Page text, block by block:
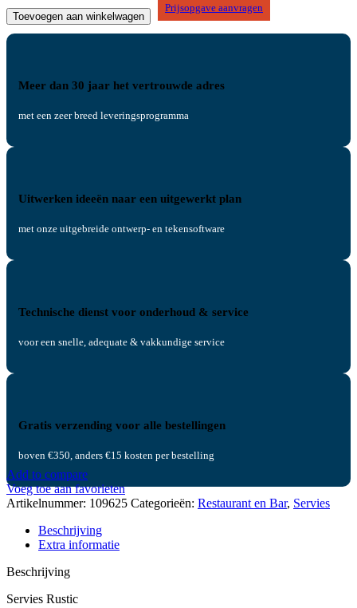
Toevoegen aan winkelwagen
Prijsopgave aanvragen
Meer dan 30 jaar het vertrouwde adres
met een zeer breed leveringsprogramma
Uitwerken ideeën naar een uitgewerkt plan
met onze uitgebreide ontwerp- en tekensoftware
Technische dienst voor onderhoud & service
voor een snelle, adequate & vakkundige service
Gratis verzending voor alle bestellingen
boven €350, anders €15 kosten per bestelling
Add to compare
Voeg toe aan favorieten
Artikelnummer: 109625 Categorieën: Restaurant en Bar, Servies
Beschrijving
Extra informatie
Beschrijving
Servies Rustic